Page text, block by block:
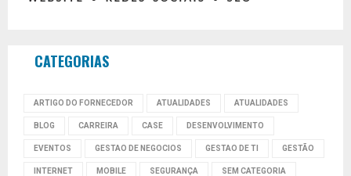
CATEGORIAS
ARTIGO DO FORNECEDOR ATUALIDADES ATUALIDADES
BLOG CARREIRA CASE DESENVOLVIMENTO
EVENTOS GESTAO DE NEGOCIOS GESTAO DE TI GESTÃO
INTERNET MOBILE SEGURANÇA SEM CATEGORIA